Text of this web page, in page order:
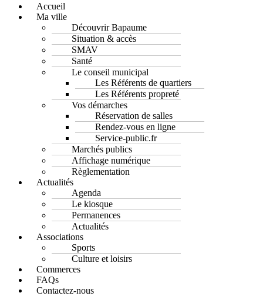
Accueil
Ma ville
Découvrir Bapaume
Situation & accès
SMAV
Santé
Le conseil municipal
Les Référents de quartiers
Les Référents propreté
Vos démarches
Réservation de salles
Rendez-vous en ligne
Service-public.fr
Marchés publics
Affichage numérique
Règlementation
Actualités
Agenda
Le kiosque
Permanences
Actualités
Associations
Sports
Culture et loisirs
Commerces
FAQs
Contactez-nous